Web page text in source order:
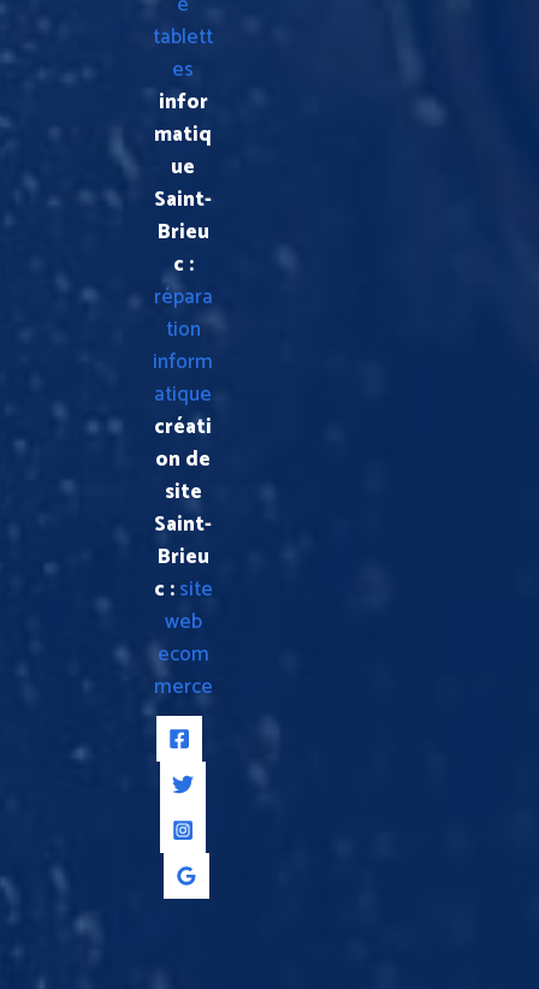
tablett
es
infor
matiq
ue
Saint-
Brieu
c :
répara
tion
inform
atique
créati
on de
site
Saint-
Brieu
c :site
web
ecom
merce